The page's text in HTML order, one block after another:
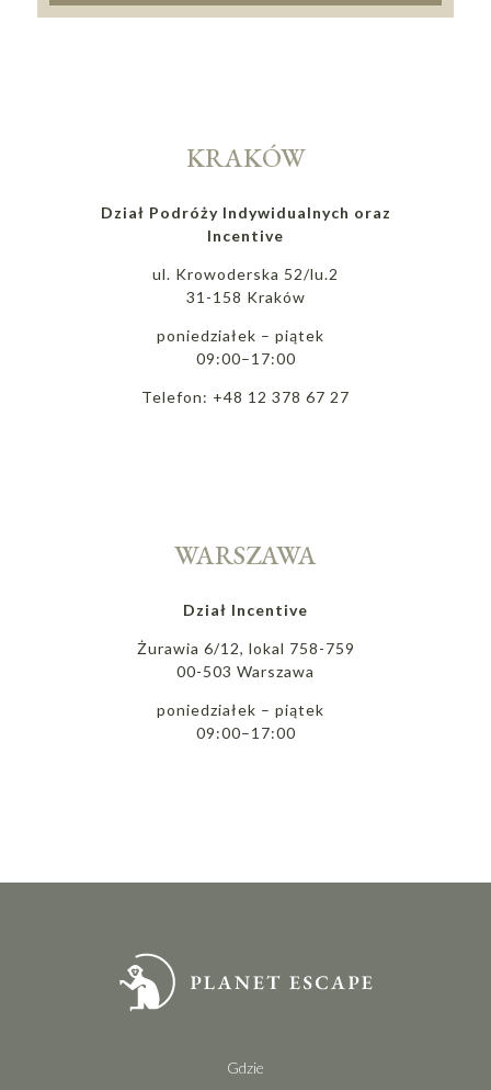
KRAKÓW
Dział Podróży Indywidualnych oraz
Incentive
ul. Krowoderska 52/lu.2
31-158 Kraków
poniedziałek – piątek
09:00–17:00
Telefon: +48 12 378 67 27
WARSZAWA
Dział Incentive
Żurawia 6/12, lokal 758-759
00-503 Warszawa
poniedziałek – piątek
09:00–17:00
Gdzie